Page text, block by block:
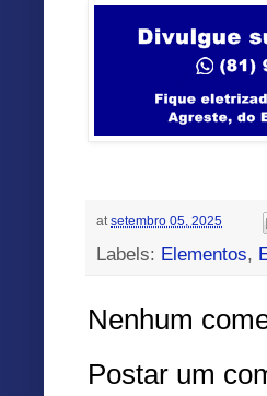
at setembro 05, 2025
Labels: Elementos,
Nenhum
Postar um